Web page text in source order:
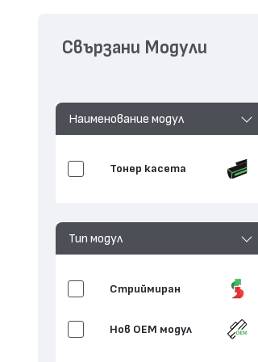
Наименование модул
Тонер касета
Тип модул
Стриймиран
Нов ОЕМ модул
Свързани Модули